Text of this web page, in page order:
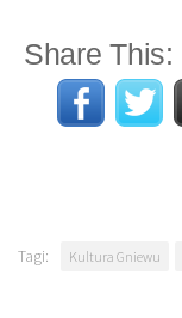
Share This:
Tagi: Kultura Gniewu